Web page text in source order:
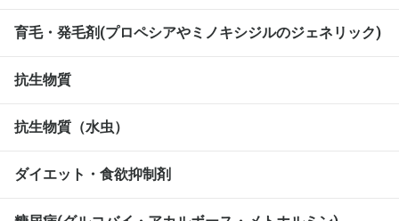
育毛・発毛剤(プロペシアやミノキシジルのジェネリック)
抗生物質
抗生物質（水虫）
ダイエット・食欲抑制剤